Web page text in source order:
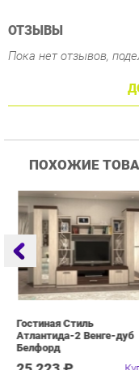
Гостиная Стиль
Атлантида-2 Венге-дуб
Белфорд
25 223 ₽
info@drawing-room.ru
Коллекции
Зеркала
О